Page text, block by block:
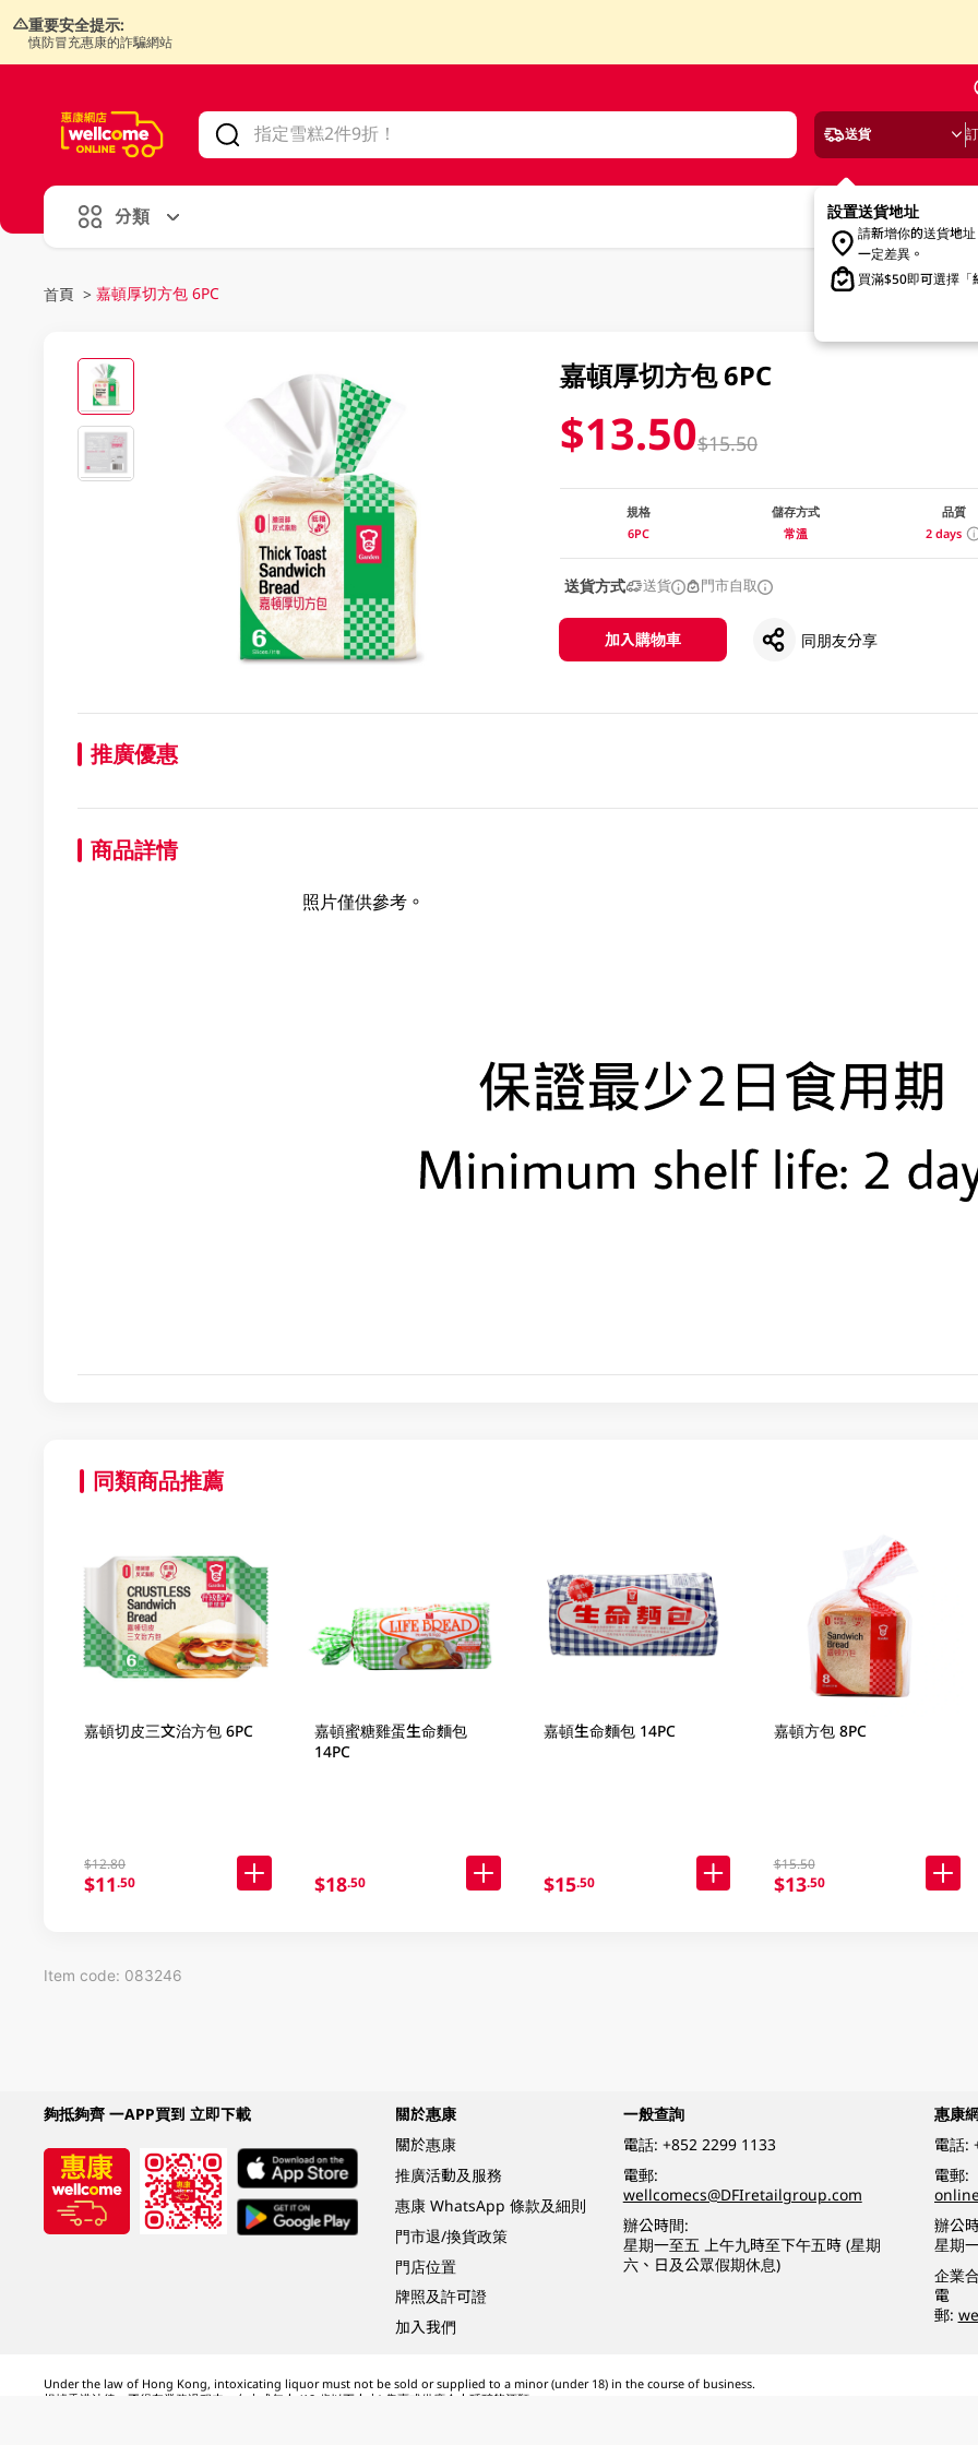
重要安全提示:
慎防冒充惠康的詐騙網站
送貨
設置送貨地址
請新增你的送貨地
一定差異。
買滿$50即可選擇「
分類
首頁 > 嘉頓厚切方包 6PC
嘉頓厚切方包 6PC
$13.50$15.50
規格
6PC
儲存方式
常溫
品質
2 days
送貨方式 送貨 門市自取
加入購物車 同朋友分享
推廣優惠
商品詳情
照片僅供參考。
同類商品推薦
嘉頓切皮三文治方包 6PC
$12.80
$11.50
嘉頓蜜糖雞蛋生命麵包
14PC
$18.50
嘉頓生命麵包 14PC
$15.50
嘉頓方包 8PC
$15.50
$13.50
Item code: 083246
夠抵夠齊 一APP買到 立即下載
關於惠康
關於惠康
推廣活動及服務
惠康 WhatsApp 條款及細則
門市退/換貨政策
門店位置
牌照及許可證
加入我們
一般查詢
電話: +852 2299 1133
電郵:
wellcomecs@DFIretailgroup.com
辦公時間:
星期一至五 上午九時至下午五時 (星期
六、日及公眾假期休息)
惠康
電話:
電郵:
辦公
星期
企業
電
郵:
Under the law of Hong Kong, intoxicating liquor must not be sold or supplied to a minor (under 18) in the course of business.
根據香港法律，不得在業務過程中，向未成年人 (18 歲以下人士) 售賣或供應令人醺醉的酒類。